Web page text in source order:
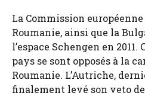
La Commission
Roumanie, ainsi que la
l’espace Schengen en
pays se sont opposés à la
Roumanie. L’Autriche,
finalement levé son veto